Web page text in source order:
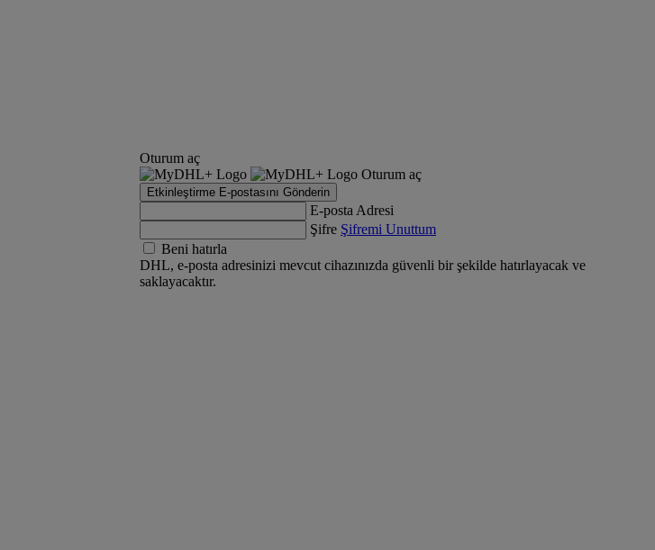
Oturum aç
Oturum aç
Etkinleştirme E-postasını Gönderin
E-posta Adresi
Şifre Şifremi Unuttum
Beni hatırla
DHL, e-posta adresinizi mevcut cihazınızda güvenli bir şekilde hatırlayacak ve
saklayacaktır.